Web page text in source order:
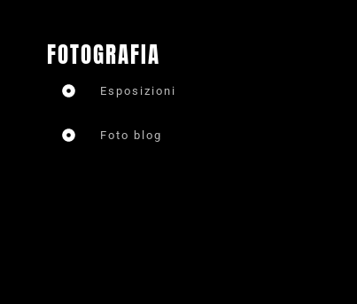
FOTOGRAFIA
Esposizioni
Foto blog